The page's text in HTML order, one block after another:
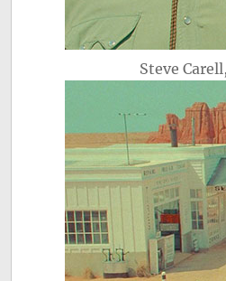
Steve